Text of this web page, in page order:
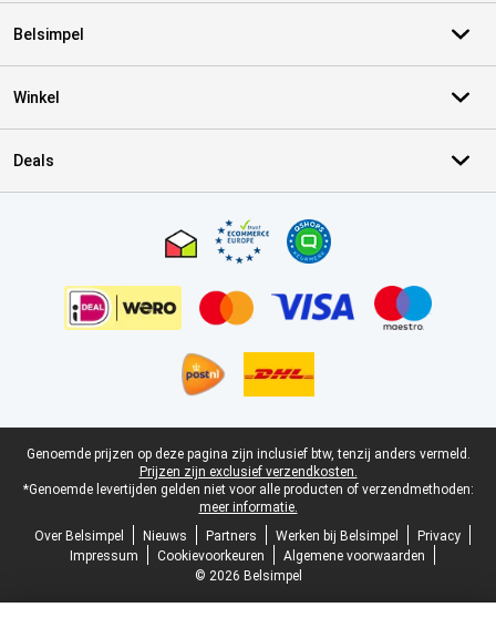
Belsimpel
Winkel
Deals
Juridische voettekst
Genoemde prijzen op deze pagina zijn inclusief btw, tenzij anders vermeld.
Prijzen zijn exclusief verzendkosten.
*Genoemde levertijden gelden niet voor alle producten of verzendmethoden:
meer informatie.
Over Belsimpel
Nieuws Partners Werken bij Belsimpel
Privacy
Impressum
Cookievoorkeuren
Algemene voorwaarden
© 2026 Belsimpel